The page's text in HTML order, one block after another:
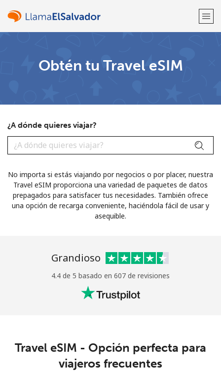
Regístrate con
No se ha creado una contraseña
Un caracter especial
Obtén tu Travel eSIM
¿A dónde quieres viajar?
No importa si estás viajando por negocios o por placer, nuestra
Travel eSIM proporciona una variedad de paquetes de datos
prepagados para satisfacer tus necesidades. También ofrece
una opción de recarga conveniente, haciéndola fácil de usar y
asequible.
Grandioso
4.4 de 5 basado en 607 de revisiones
Travel eSIM - Opción perfecta para
viajeros frecuentes